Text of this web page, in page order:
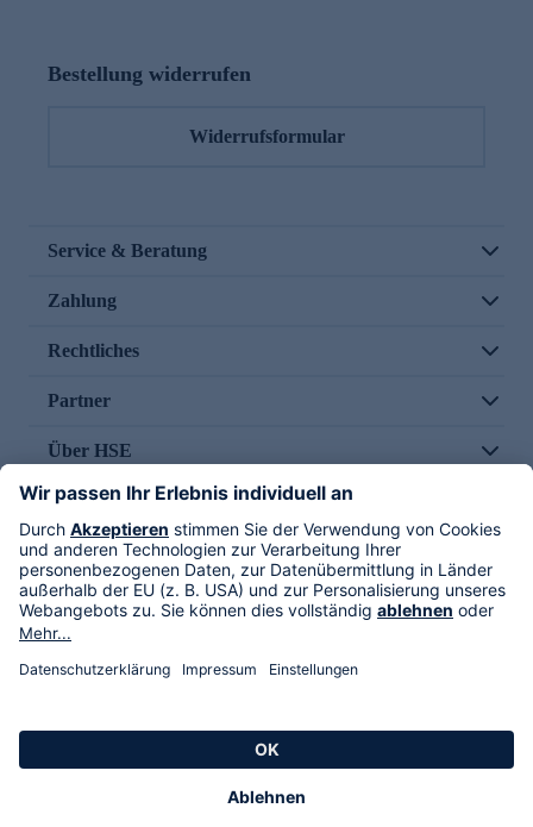
Bestellung widerrufen
Widerrufsformular
Service & Beratung
Zahlung
Rechtliches
Partner
Über HSE
Im TV
HSE International